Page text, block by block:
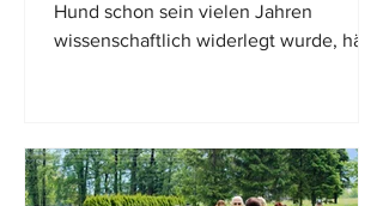
Hund schon sein vielen Jahren
wissenschaftlich widerlegt wurde, hält